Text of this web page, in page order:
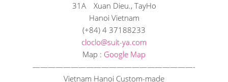
31A Xuan Dieu., TayHo
Hanoi Vietnam
(+84) 4 37188233
cloclo@suit-ya.com
Map : Google Map
—————————————————————-
Vietnam Hanoi Custom-made